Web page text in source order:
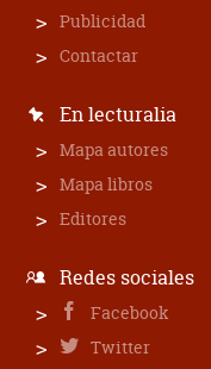
Publicidad
Contactar
En lecturalia
Mapa autores
Mapa libros
Editores
Redes sociales
Facebook
Twitter